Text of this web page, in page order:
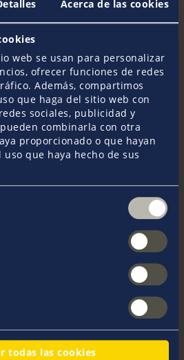
Acerca de las cookies
web se usan para personalizar
ofrecer funciones de redes
Además, compartimos
que haga del sitio web con
sociales, publicidad y
combinarla con otra
proporcionado o que hayan
que haya hecho de sus
todas las cookies
La experiencia
se precisa de una segunda
contratuercas.
no detendrá siquiera al
su botín. Por lo tanto las
que se utilicen sistemas de
pernos de bloqueo que
una herramienta o llave
deben mantenerse
y no deben contener
fácilmente, algunos
cofres que se atornillan desde
incrustadas también están
de cofres tal y como se